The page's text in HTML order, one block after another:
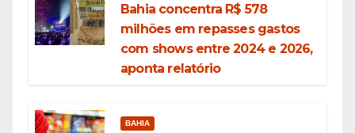
Bahia concentra R$ 578
milhões em repasses gastos
com shows entre 2024 e 2026,
aponta relatório
BAHIA